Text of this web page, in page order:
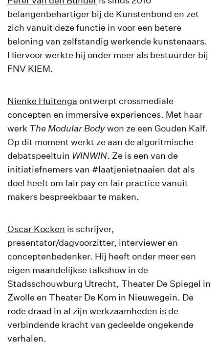
belangenbehartiger bij de Kunstenbond en zet
zich vanuit deze functie in voor een betere
beloning van zelfstandig werkende kunstenaars.
Hiervoor werkte hij onder meer als bestuurder bij
FNV KIEM.
Nienke Huitenga ontwerpt crossmediale
concepten en immersive experiences. Met haar
werk The Modular Bodywon ze een Gouden Kalf.
Op dit moment werkt ze aan de algoritmische
debatspeeltuin WINWIN. Ze is een van de
initiatiefnemers van #laatjenietnaaien dat als
doel heeft om fair pay en fair practice vanuit
makers bespreekbaar te maken.
Oscar Kocken is schrijver,
presentator/dagvoorzitter, interviewer en
conceptenbedenker. Hij heeft onder meer een
eigen maandelijkse talkshow in de
Stadsschouwburg Utrecht, Theater De Spiegel in
Zwolle en Theater De Kom in Nieuwegein. De
rode draad in al zijn werkzaamheden is de
verbindende kracht van gedeelde ongekende
verhalen.